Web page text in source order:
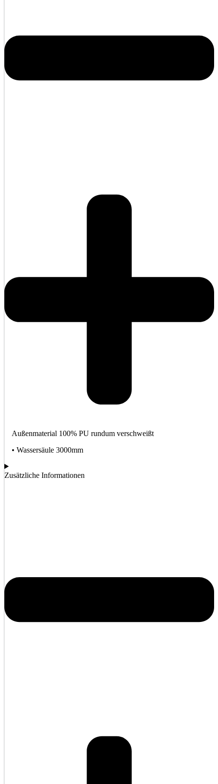
Außenmaterial 100% PU rundum verschweißt
• Wassersäule 3000mm
Zusätzliche Informationen